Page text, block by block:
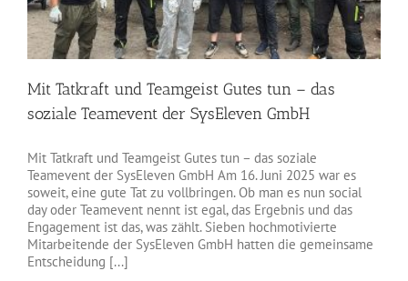
Mit Tatkraft und Teamgeist Gutes tun – das
soziale Teamevent der SysEleven GmbH
Mit Tatkraft und Teamgeist Gutes tun – das soziale
Teamevent der SysEleven GmbH Am 16. Juni 2025 war es
soweit, eine gute Tat zu vollbringen. Ob man es nun social
day oder Teamevent nennt ist egal, das Ergebnis und das
Engagement ist das, was zählt. Sieben hochmotivierte
Mitarbeitende der SysEleven GmbH hatten die gemeinsame
Entscheidung [...]